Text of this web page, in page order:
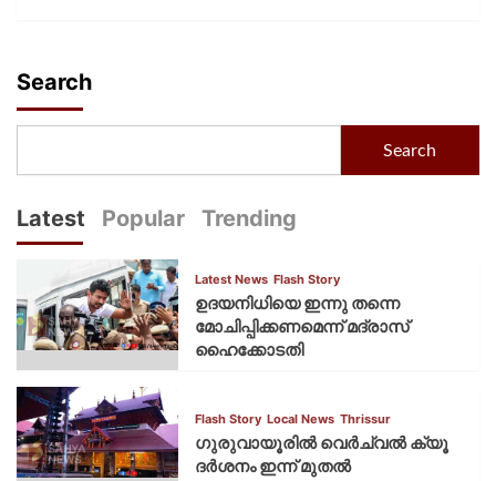
Search
Search
Latest Popular Trending
Latest News Flash Story
ഉദയനിധിയെ ഇന്നു തന്നെ
മോചിപ്പിക്കണമെന്ന് മദ്രാസ്
ഹൈക്കോടതി
Flash Story Local News Thrissur
ഗുരുവായൂരില്‍ വെര്‍ച്വല്‍ ക്യൂ
ദര്‍ശനം ഇന്ന് മുതല്‍